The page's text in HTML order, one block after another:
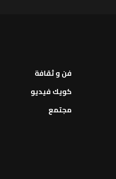
فن و ثقافة
كويك فيديو
مجتمع